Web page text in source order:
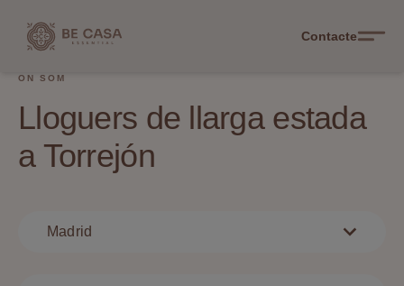
Contacte
ON SOM
Lloguers de llarga estada
a Torrejón
Madrid